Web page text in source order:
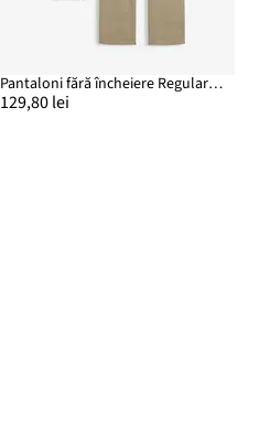
Pantaloni fără încheiere Regular Fit, Straight, cu stretch (set/2 buc.)
129,80 lei